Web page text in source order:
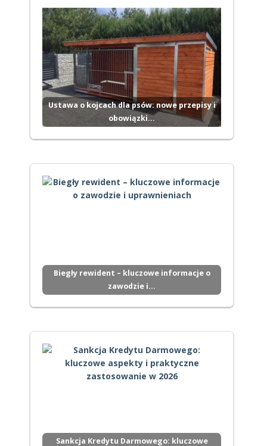
Ustawa o kojcach dla psów: nowe przepisy i
obowiązki…
Biegły rewident – kluczowe informacje o
zawodzie i…
Sankcja Kredytu Darmowego: kluczowe